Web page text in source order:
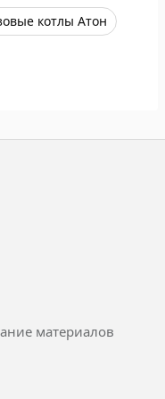
котлы Атон
материалов